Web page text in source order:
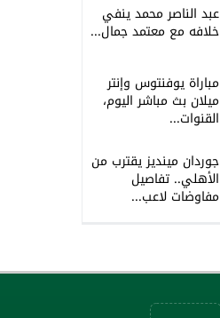
عبد الناصر محمد ينفي
خلافه مع معتمد جمال...
مباراة يوفنتوس وإنتر
ميلان بث مباشر اليوم،
القنوات...
جوردان مينديز يقترب من
الأهلي.. تفاصيل
مفاوضات لاعب...